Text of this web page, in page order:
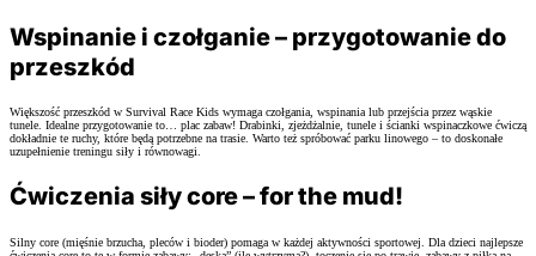
Wspinanie i czołganie – przygotowanie do
przeszkód
Większość przeszkód w Survival Race Kids wymaga czołgania, wspinania lub przejścia przez wąskie
tunele. Idealne przygotowanie to… plac zabaw! Drabinki, zjeżdżalnie, tunele i ścianki wspinaczkowe ćwiczą
dokładnie te ruchy, które będą potrzebne na trasie. Warto też spróbować parku linowego – to doskonałe
uzupełnienie treningu siły i równowagi.
Ćwiczenia siły core – for the mud!
Silny core (mięśnie brzucha, pleców i bioder) pomaga w każdej aktywności sportowej. Dla dzieci najlepsze